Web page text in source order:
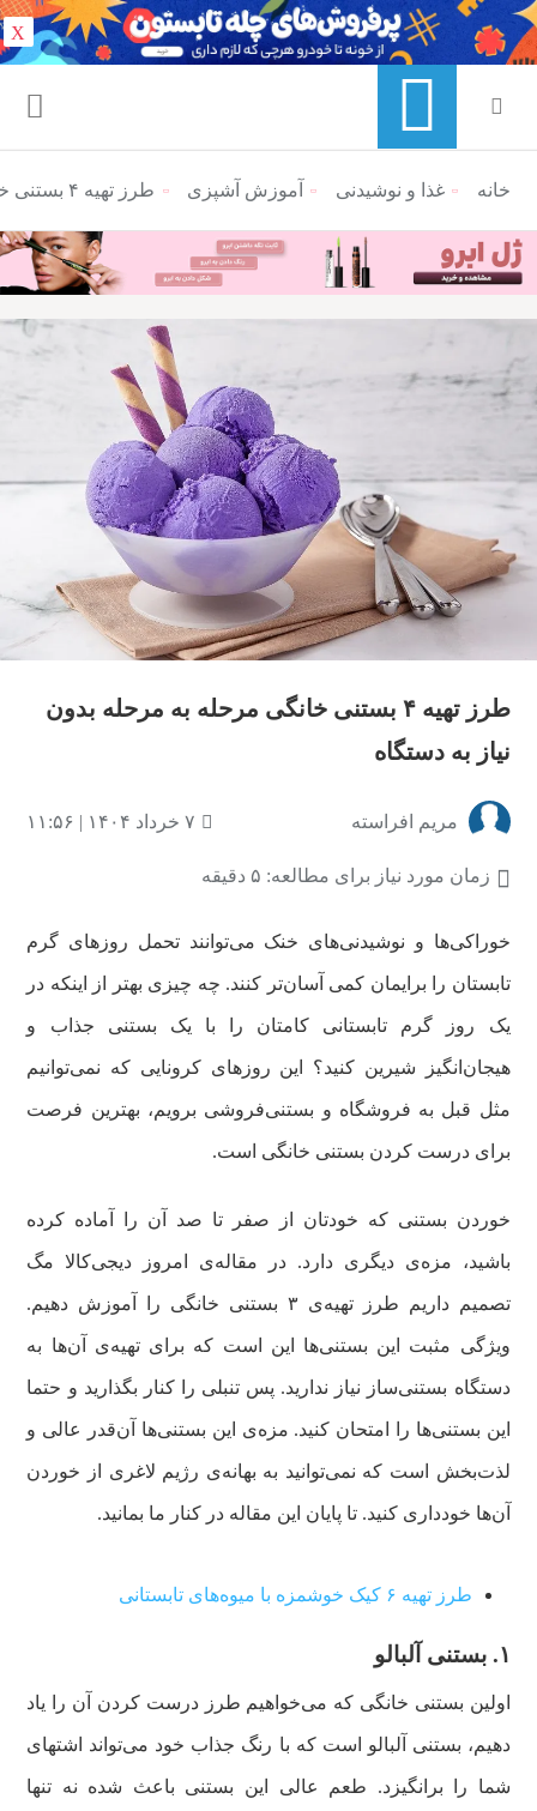
منوی ناوبری خرده نان
خانه غذا و نوشیدنی آموزش آشپزی طرز تهیه ۴ بستنی خانگی مرحله به مرحله بدون نیاز به دستگاه
طرز تهیه ۴ بستنی خانگی مرحله به مرحله بدون
نیاز به دستگاه
مریم افراسته ۷ خرداد ۱۴۰۴ | ۱۱:۵۶
زمان مورد نیاز برای مطالعه: ۵ دقیقه
خوراکی‌ها و نوشیدنی‌های خنک می‌توانند تحمل روز‌های گرم
تابستان را برایمان کمی آسان‌تر کنند. چه چیزی بهتر از اینکه در
یک روز گرم تابستانی کامتان را با یک بستنی جذاب و
هیجان‌انگیز شیرین کنید؟ این روزهای کرونایی که نمی‌توانیم
مثل قبل به فروشگاه و بستنی‌فروشی برویم، بهترین فرصت
برای درست کردن بستنی خانگی است.
خوردن بستنی که خودتان از صفر تا صد آن را آماده‌ کرده‌
باشید، مزه‌ی دیگری دارد. در مقاله‌ی امروز دیجی‌کالا مگ
تصمیم داریم طرز تهیه‌ی ۳ بستنی خانگی را آموزش دهیم.
ویژگی مثبت این بستنی‌ها این است که برای تهیه‌ی آن‌ها به
دستگاه بستنی‌ساز نیاز ندارید. پس تنبلی را کنار بگذارید و حتما
این بستنی‌ها را امتحان کنید. مزه‌ی این بستنی‌ها آن‌قدر عالی و
لذت‌بخش است که نمی‌توانید به بهانه‌ی رژیم لاغری از خوردن
آن‌ها خودداری کنید. تا پایان این مقاله در کنار ما بمانید.
طرز تهیه ۶ کیک خوشمزه با میوه‌های تابستانی
۱‌. بستنی آلبالو
اولین بستنی خانگی که می‌خواهیم طرز درست کردن آن را یاد
دهیم، بستنی آلبالو است که با رنگ جذاب خود می‌تواند اشتهای
شما را برانگیزد. طعم عالی این بستنی باعث شده نه تنها
X